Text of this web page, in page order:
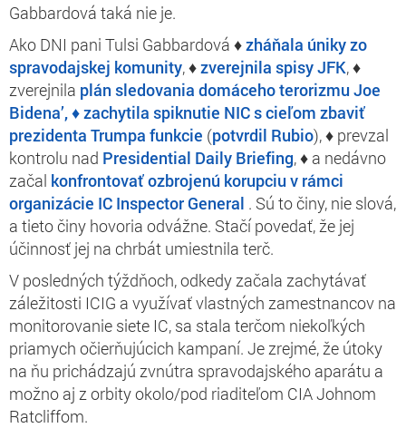
Gabbardová taká nie je.
Ako DNI pani Tulsi Gabbardová ♦zháňala úniky zo
spravodajskej komunity, ♦zverejnila spisy JFK, ♦
zverejnila plán sledovania domáceho terorizmu Joe
Bidena’, ♦ zachytila spiknutie NIC s cieľom zbaviť
prezidenta Trumpa funkcie (potvrdil Rubio), ♦ prevzal
kontrolu nad Presidential Daily Briefing, ♦ a nedávno
začal konfrontovať ozbrojenú korupciu v rámci
organizácie IC Inspector General . Sú to činy, nie slová,
a tieto činy hovoria odvážne. Stačí povedať, že jej
účinnosť jej na chrbát umiestnila terč.
V posledných týždňoch, odkedy začala zachytávať
záležitosti ICIG a využívať vlastných zamestnancov na
monitorovanie siete IC, sa stala terčom niekoľkých
priamych očierňujúcich kampaní. Je zrejmé, že útoky
na ňu prichádzajú zvnútra spravodajského aparátu a
možno aj z orbity okolo/pod riaditeľom CIA Johnom
Ratcliffom.